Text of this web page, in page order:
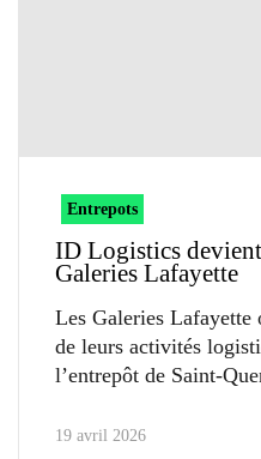
Entrepots
ID Logistics
Galeries Lafayette
Les Galeries Lafayette
de leurs activités
l’entrepôt de Saint-
19 avril 2026